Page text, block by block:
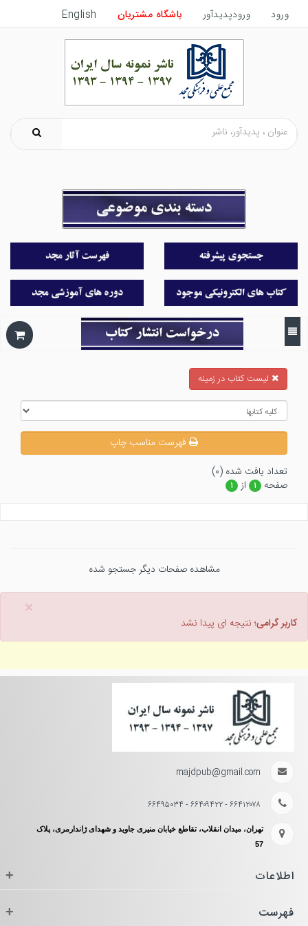
ورود ورودپدیدآور باشگاه مشتریان English
ليست كتاب در زمينه
فهرست مناسب چاپ
تعداد يافت شده (۰)
صفحه
۱ از ۱
مشاهده صفحات دیگر جستجو شده
×
کاربر گرامی؛ نتیجه ای پیدا نشد
majdpub@gmail.com
۶۶۴۱۲۰۷۸ - ۶۶۴۰۹۴۲۲ - ۶۶۴۹۵۰۳۴
تهران، میدان انقلاب، تقاطع خیابان منیری جاوید و شهدای ژاندارمری، پلاک
57
اطلاعات +
فهرست +